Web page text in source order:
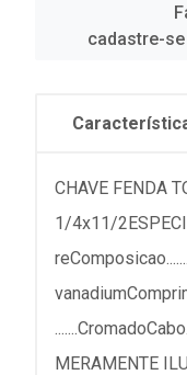
cadastre-
CHAVE FENDA
1/4x11/
MERAMENTE